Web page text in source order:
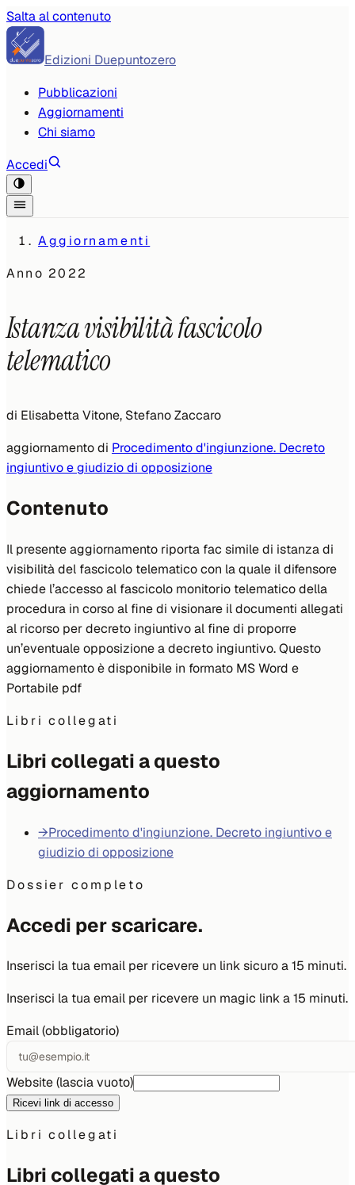
Salta al contenuto
Edizioni Duepuntozero
Pubblicazioni
Aggiornamenti
Chi siamo
Accedi
Aggiornamenti
Anno2022
Istanza visibilità fascicolo
telematico
di Elisabetta Vitone, Stefano Zaccaro
aggiornamento di Procedimento d'ingiunzione. Decreto
ingiuntivo e giudizio di opposizione
Contenuto
Il presente aggiornamento riporta fac simile di istanza di
visibilità del fascicolo telematico con la quale il difensore
chiede l’accesso al fascicolo monitorio telematico della
procedura in corso al fine di visionare il documenti allegati
al ricorso per decreto ingiuntivo al fine di proporre
un’eventuale opposizione a decreto ingiuntivo. Questo
aggiornamento è disponibile in formato MS Word e
Portabile pdf
Libri collegati
Libri collegati a questo
aggiornamento
→Procedimento d'ingiunzione. Decreto ingiuntivo e
giudizio di opposizione
Dossier completo
Accedi per scaricare.
Inserisci la tua email per ricevere un link sicuro a 15 minuti.
Inserisci la tua email per ricevere un magic link a 15 minuti.
Email (obbligatorio)
Website (lascia vuoto)
Ricevi link di accesso
Libri collegati
Libri collegati a questo